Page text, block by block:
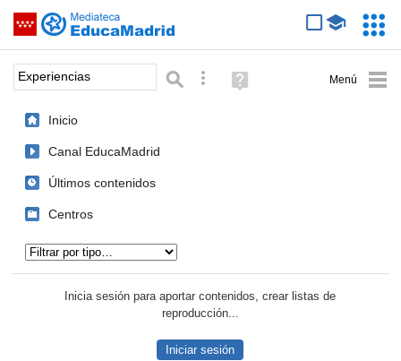
Saltar navegación
Palabra o frase: Búsqueda avanzada
Ayuda
(en
Inicio
Canal EducaMadrid
Últimos contenidos
Centros
Inicia sesión para aportar contenidos, crear listas de
reproducción...
Iniciar sesión